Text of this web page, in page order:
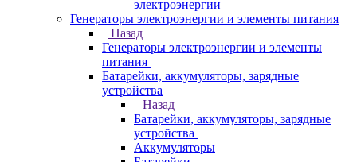
электроэнергии
Генераторы электроэнергии и элементы питания
Назад
Генераторы электроэнергии и элементы
питания
Батарейки, аккумуляторы, зарядные
устройства
Назад
Батарейки, аккумуляторы, зарядные
устройства
Аккумуляторы